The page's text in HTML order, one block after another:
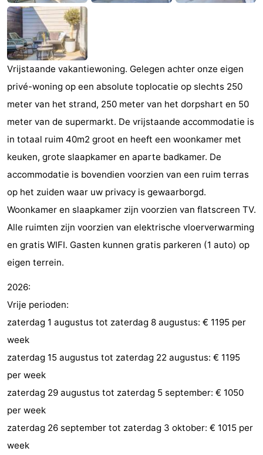
Zandput
Duinzicht
-
Joossesweg
-
Kustlicht
-
Meerpaal
-
Strandcamping
-
Bos
en
Duin
Lastminutes
Beach
See
Galleries
-
Churches
-
Observation
Attractions
Vrijstaande vakantiewoning. Gelegen achter onze eigen
privé-woning op een absolute toplocatie op slechts 250
meter van het strand, 250 meter van het dorpshart en 50
meter van de supermarkt. De vrijstaande accommodatie is
in totaal ruim 40m2 groot en heeft een woonkamer met
keuken, grote slaapkamer en aparte badkamer. De
accommodatie is bovendien voorzien van een ruim terras
op het zuiden waar uw privacy is gewaarborgd.
Woonkamer en slaapkamer zijn voorzien van flatscreen TV.
Alle ruimten zijn voorzien van elektrische vloerverwarming
en gratis WIFI. Gasten kunnen gratis parkeren (1 auto) op
eigen terrein.
2026:
Vrije perioden:
zaterdag 1 augustus tot zaterdag 8 augustus: € 1195 per
week
zaterdag 15 augustus tot zaterdag 22 augustus: € 1195
per week
zaterdag 29 augustus tot zaterdag 5 september: € 1050
per week
zaterdag 26 september tot zaterdag 3 oktober: € 1015 per
week